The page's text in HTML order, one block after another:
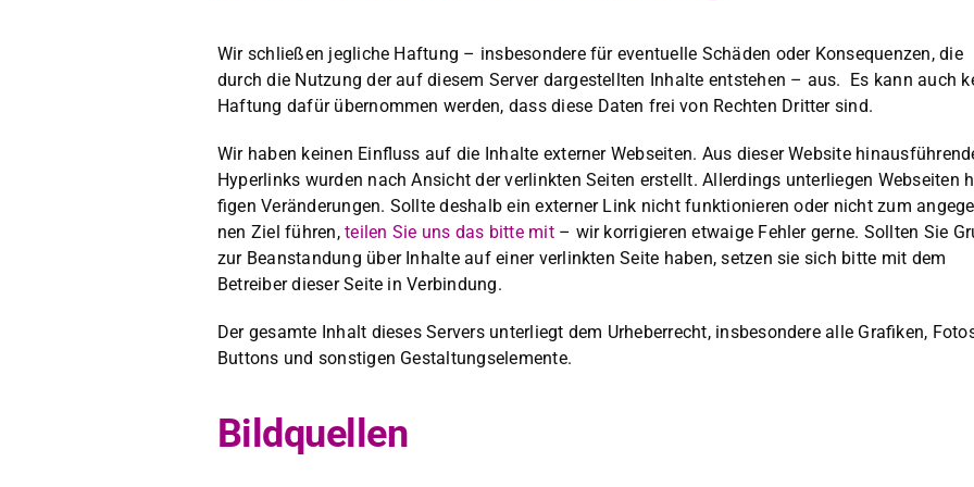
Wir schließen jegliche Haf­tung – ins­beson­dere für eventuelle Schä­den oder Kon­se­quen­zen, die
durch die Nutzung der auf diesem Serv­er dargestell­ten Inhalte entste­hen – aus. Es kann auch
Haf­tung dafür über­nom­men wer­den, dass diese Dat­en frei von Recht­en Drit­ter sind.
Wir haben keinen Ein­fluss auf die Inhalte extern­er Web­seit­en. Aus dieser Web­site
Hyper­links wur­den nach Ansicht der ver­link­ten Seit­en erstellt. Allerd­ings unter­liegen Web­seit­en
fi­gen Verän­derun­gen. Sollte deshalb ein extern­er Link nicht funk­tion­ieren oder nicht zum
nen Ziel führen,teilen Sie uns das bitte mit– wir kor­rigieren etwaige Fehler gerne. Soll­ten Sie
zur Bean­stan­dung über Inhalte auf ein­er ver­link­ten Seite haben, set­zen sie sich bitte mit dem
Betreiber dieser Seite in Verbindung.
Der gesamte Inhalt dieses Servers unter­liegt dem Urhe­ber­recht, ins­beson­dere alle Grafiken,
But­tons und son­sti­gen Gestal­tungse­le­mente.
Bildquellen